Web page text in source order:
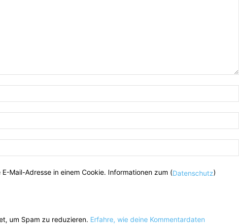
Mail-Adresse in einem Cookie. Informationen zum (Datenschutz)
um Spam zu reduzieren. Erfahre, wie deine Kommentardaten